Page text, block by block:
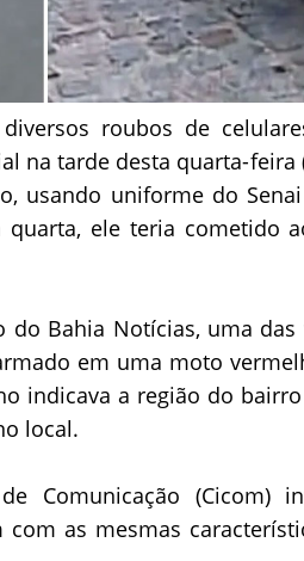
roubos de
na tarde desta quarta-feira
usando uniforme do
ele teria cometido
do Bahia Notícias, uma
em uma moto
indicava a região do
local.
Comunicação (Cicom)
as mesmas